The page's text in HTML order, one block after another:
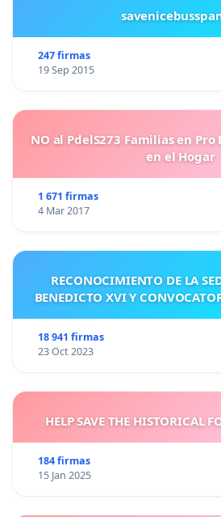
247 firmas
19 Sep 2015
NO al PdelS273 Familias en Pro
en el Hogar
1 671 firmas
4 Mar 2017
RECONOCIMIENTO DE LA
BENEDICTO XVI Y
18 941 firmas
23 Oct 2023
HELP SAVE THE HISTORICAL
184 firmas
15 Jan 2025